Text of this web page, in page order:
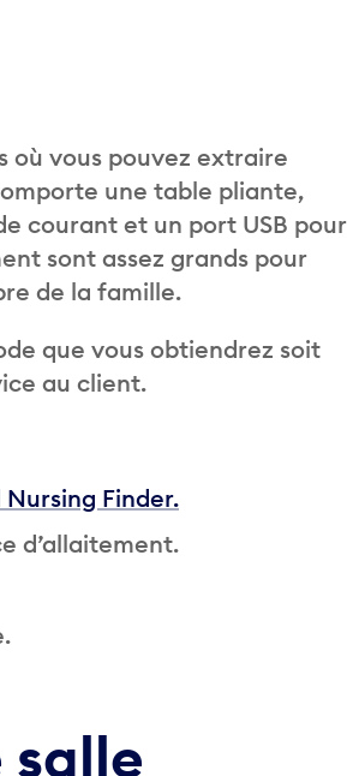
où vous pouvez extraire
une table pliante,
courant et un port USB pour
sont assez grands pour
de la famille.
que vous obtiendrez soit
au client.
Finder.
d’allaitement.
salle